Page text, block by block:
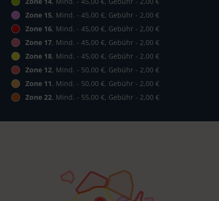
Zone 15, Mind. - 45,00 €, Gebühr - 2,00 €
Zone 16, Mind. - 45,00 €, Gebühr - 2,00 €
Zone 17, Mind. - 45,00 €, Gebühr - 2,00 €
Zone 18, Mind. - 45,00 €, Gebühr - 2,00 €
Zone 12, Mind. - 50,00 €, Gebühr - 2,00 €
Zone 11, Mind. - 50,00 €, Gebühr - 2,00 €
Zone 22, Mind. - 55,00 €, Gebühr - 2,00 €